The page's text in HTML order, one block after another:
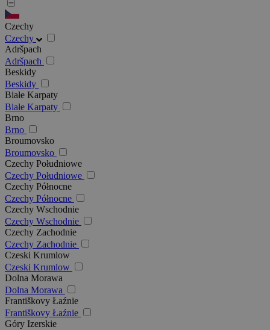
Czechy
Czechy
Adršpach
Adršpach
Beskidy
Beskidy
Białe Karpaty
Białe Karpaty
Brno
Brno
Broumovsko
Broumovsko
Czechy Południowe
Czechy Południowe
Czechy Północne
Czechy Północne
Czechy Wschodnie
Czechy Wschodnie
Czechy Zachodnie
Czechy Zachodnie
Czeski Krumlow
Czeski Krumlow
Dolna Morawa
Dolna Morawa
Františkovy Łaźnie
Františkovy Łaźnie
Góry Izerskie